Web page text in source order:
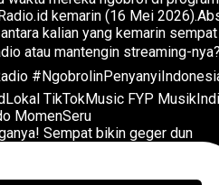
Sempat bikin geger dun